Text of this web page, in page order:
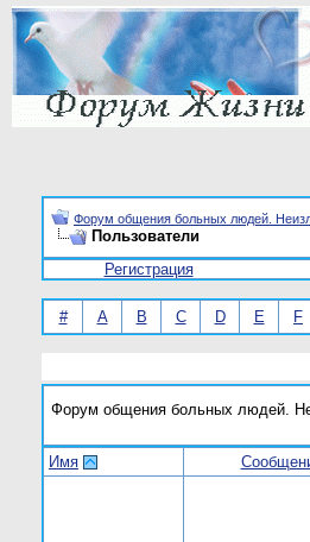
Форум общения больных людей.
Пользователи
Регистрация
# A B C D E F
Форум общения больных людей.
Имя